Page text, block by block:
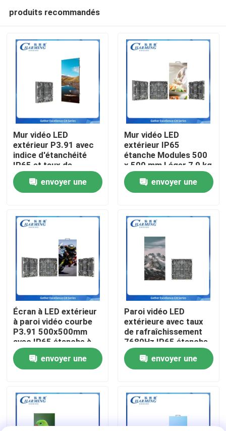
Aperçu
Produits
Visite d'usine
Contrôle de la qualité
Contact
nouvelles
Demande de soumission
Affichage de mur vidéo LED
produits recommandés
Mur vidéo LED
extérieur P3.91 avec
indice d'étanchéité
IP65 et taux de
rafraîchissement de
7680 Hz pour des
affichages
dynamiques
envoyer une
Mur vidéo LED
extérieur IP65
étanche Modules 500
x 500 mm Léger 7,9 kg
Entretien arrière Idéal
pour scène de
location et événement
envoyer une
Écran à LED extérieur
à paroi vidéo courbe
P3.91 500x500mm
avec IP65 étanche à
l'eau et 3500nit
Lumière pour location
professionnelle
envoyer une
Paroi vidéo LED
extérieure avec taux
de rafraîchissement
7680Hz IP65 étanche
et taille de cabinet
500x500mm pour une
publicité dynamique
envoyer une